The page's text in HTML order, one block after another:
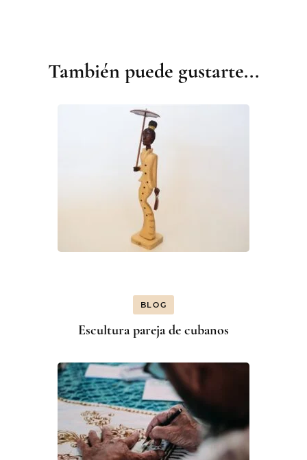
También puede gustarte...
BLOG
Escultura pareja de cubanos